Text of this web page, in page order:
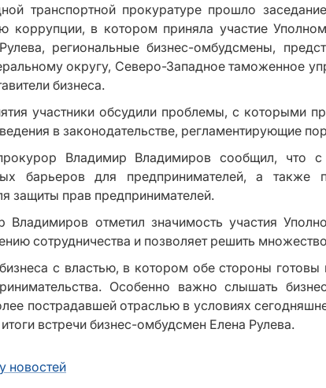
транспортной прокуратуре прошло
коррупции, в котором приняла участие
региональные бизнес-омбудсмены,
округу, Северо-Западное таможенное
бизнеса.
участники обсудили проблемы, с которыми
в законодательстве, регламентирующие
Владимир Владимиров сообщил, что
барьеров для предпринимателей, а
защиты прав предпринимателей.
Владимиров отметил значимость участия
сотрудничества и позволяет решить
с властью, в котором обе стороны
Особенно важно слышать
пострадавшей отраслью в условиях
встречи бизнес-омбудсмен Елена Рулева.
новостей